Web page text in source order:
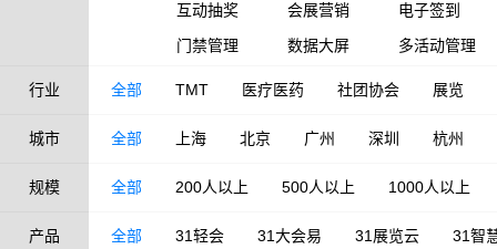
互动抽奖
会展营销
电子签到
门禁管理
数据大屏 多活动管理
行业 全部 TMT 医疗医药 社团协会 展览
城市 全部 上海 北京 广州 深圳 杭州
规模 全部 200人以上 500人以上 1000人以上
产品 全部 31轻会 31大会易 31展览云 31智